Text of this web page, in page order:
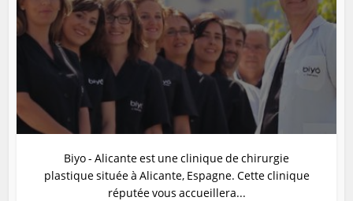
Biyo - Alicante est une clinique de chirurgie
plastique située à Alicante, Espagne. Cette clinique
réputée vous accueillera...